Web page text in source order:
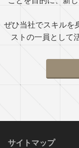
ぜひ当社でスキルを
ストの一員として
サイトマップ